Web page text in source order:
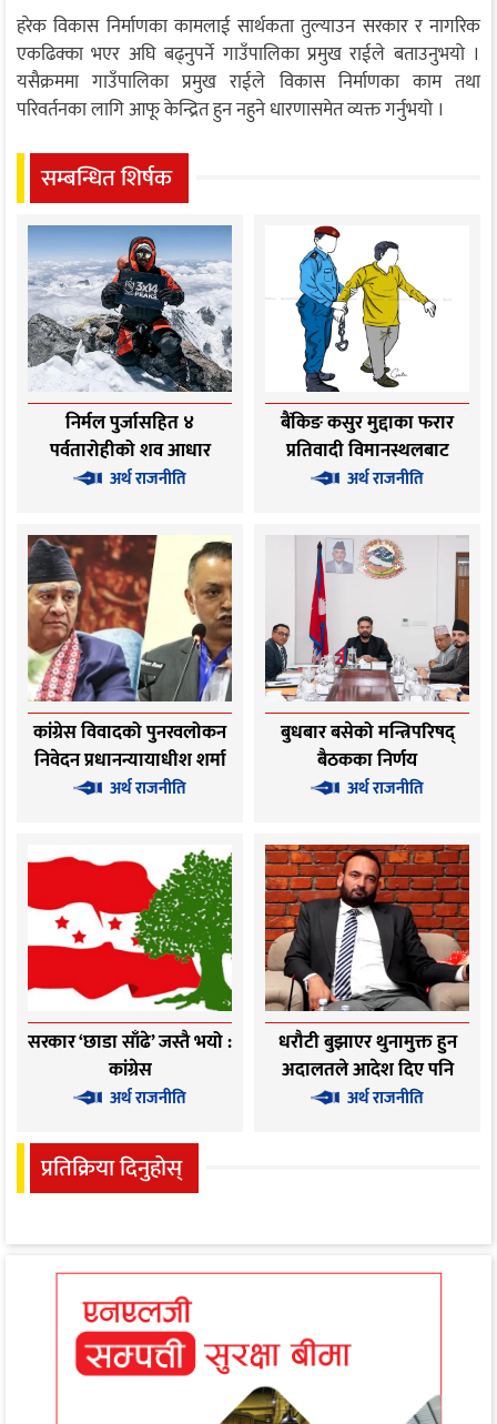
हरेक विकास निर्माणका कामलाई सार्थकता तुल्याउन सरकार र नागरिक
एकढिक्का भएर अघि बढ्नुपर्ने गाउँपालिका प्रमुख राईले बताउनुभयो ।
यसैक्रममा गाउँपालिका प्रमुख राईले विकास निर्माणका काम तथा
परिवर्तनका लागि आफू केन्द्रित हुन नहुने धारणासमेत व्यक्त गर्नुभयो ।
सम्बन्धित शिर्षक
निर्मल पुर्जासहित ४
पर्वतारोहीको शव आधार
शिविर ल्याइयो
अर्थ राजनीति
बैंकिङ कसुर मुद्दाका फरार
प्रतिवादी विमानस्थलबाट
पक्राउ
अर्थ राजनीति
कांग्रेस विवादको पुनरवलोकन
निवेदन प्रधानन्यायाधीश शर्मा
सहितको इजलासमा
अर्थ राजनीति
बुधबार बसेको मन्त्रिपरिषद्
बैठकका निर्णय
अर्थ राजनीति
सरकार ‘छाडा साँढे’ जस्तै भयो :
कांग्रेस
अर्थ राजनीति
धरौटी बुझाएर थुनामुक्त हुन
अदालतले आदेश दिए पनि
तत्काल छुट्ने छैनन् अधिकारी
अर्थ राजनीति
प्रतिक्रिया दिनुहोस्